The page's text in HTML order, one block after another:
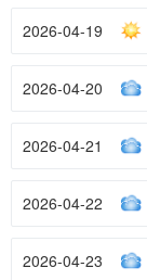
2026-04-19
2026-04-20
2026-04-21
2026-04-22
2026-04-23